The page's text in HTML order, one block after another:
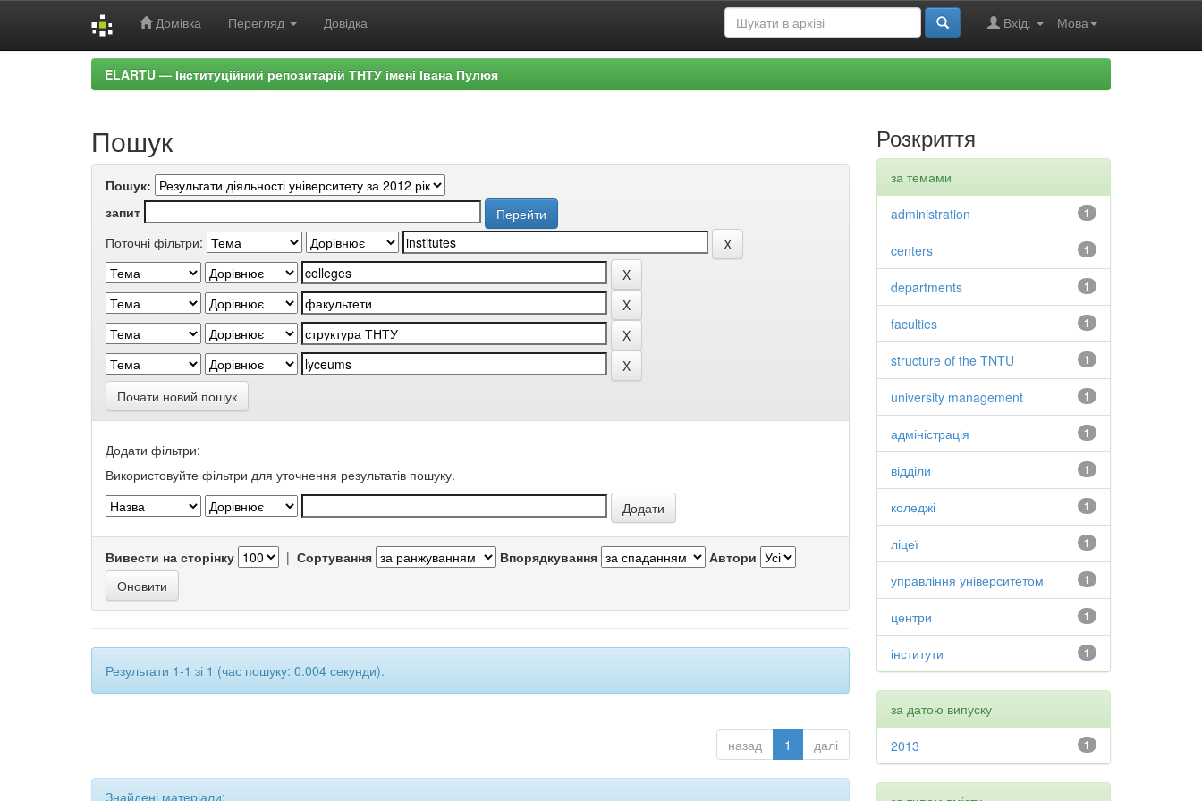
Домівка Перегляд Довідка Мова
Вхід:
ELARTU — Інституційний репозитарій ТНТУ імені Івана Пулюя
Пошук
Пошук:
запит
Поточні фільтри:
Почати новий пошук
Додати фільтри:
Використовуйте фільтри для уточнення результатів пошуку.
Вивести на сторінку | Сортування Впорядкування Автори
Результати 1-1 зі 1 (час пошуку: 0.004 секунди).
назад 1 далі
Знайдені матеріали:
Розкриття
за темами
1
administration
1
centers
1
departments
1
faculties
1
structure of the TNTU
1
university management
1
адміністрація
1
відділи
1
коледжі
1
ліцеї
1
управління університетом
1
центри
1
інститути
за датою випуску
1
2013